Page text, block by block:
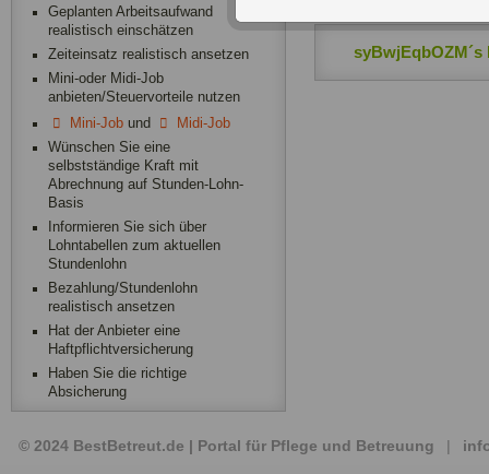
Geplanten Arbeitsaufwand
realistisch einschätzen
Zeiteinsatz realistisch ansetzen
Mini-oder Midi-Job
anbieten/Steuervorteile nutzen
Mini-Jobund
Midi-Job
Wünschen Sie eine
selbstständige Kraft mit
Abrechnung auf Stunden-Lohn-
Basis
Informieren Sie sich über
Lohntabellen zum aktuellen
Stundenlohn
Bezahlung/Stundenlohn
realistisch ansetzen
Hat der Anbieter eine
Haftpflichtversicherung
Haben Sie die richtige
Absicherung
syBwjEqbOZM´s
© 2024 BestBetreut.de | Portal für Pflege und Betreuung |